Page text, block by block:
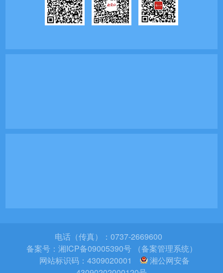
电话（传真）：0737-2669600
备案号： 湘ICP备09005390号 （备案管理系统）
网站标识码：4309020001
湘公网安备